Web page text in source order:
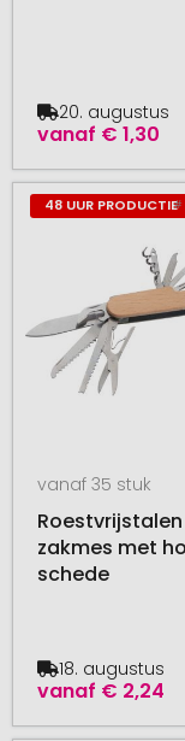
vanaf € 1,30
20. augustus
48 UUR PRODUCTIE#
vanaf 35 stuk
Roestvrijstalen
zakmes met
schede
vanaf € 2,24
18. augustus